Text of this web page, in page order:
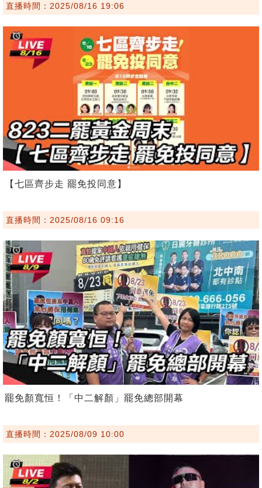
直播時間：2025/08/16 19:06
【七區齊步走 罷免投同意】
直播時間：2025/08/16 09:16
罷免顏寬恒！「中二解顏」罷免總部開幕
直播時間：2025/08/09 10:00